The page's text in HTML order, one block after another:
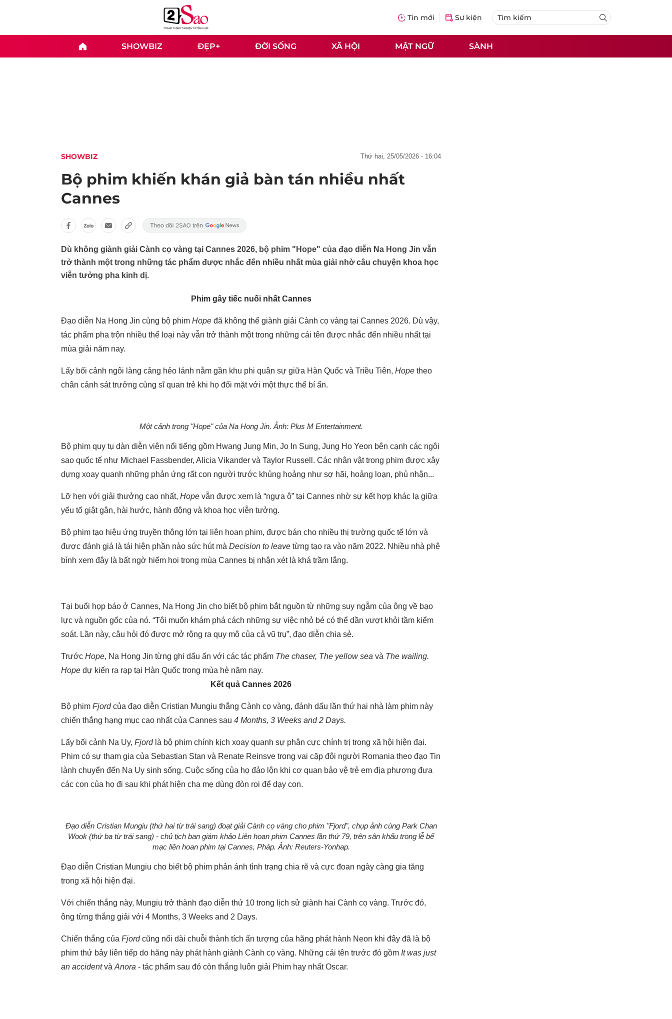
Tin mới Sự kiện
SHOWBIZ ĐẸP+ ĐỜI SỐNG XÃ HỘI MẬT NGỮ SÀNH
SHOWBIZ thứ hai, 25/05/2026 - 16:04
Bộ phim khiến khán giả bàn tán nhiều nhất
Cannes
Dù không giành giải Cành cọ vàng tại Cannes 2026, bộ phim "Hope" của đạo diễn Na Hong Jin vẫn
trở thành một trong những tác phẩm được nhắc đến nhiều nhất mùa giải nhờ câu chuyện khoa học
viễn tưởng pha kinh dị.
Phim gây tiếc nuối nhất Cannes
Đạo diễn Na Hong Jin cùng bộ phim Hope đã không thể giành giải Cành cọ vàng tại Cannes 2026. Dù vậy,
tác phẩm pha trộn nhiều thể loại này vẫn trở thành một trong những cái tên được nhắc đến nhiều nhất tại
mùa giải năm nay.
Lấy bối cảnh ngôi làng cảng hẻo lánh nằm gần khu phi quân sự giữa Hàn Quốc và Triều Tiên, Hope theo
chân cảnh sát trưởng cùng sĩ quan trẻ khi họ đối mặt với một thực thể bí ẩn.
Một cảnh trong "Hope" của Na Hong Jin. Ảnh: Plus M Entertainment.
Bộ phim quy tụ dàn diễn viên nổi tiếng gồm Hwang Jung Min, Jo In Sung, Jung Ho Yeon bên cạnh các ngôi
sao quốc tế như Michael Fassbender, Alicia Vikander và Taylor Russell. Các nhân vật trong phim được xây
dựng xoay quanh những phản ứng rất con người trước khủng hoảng như sợ hãi, hoảng loạn, phủ nhận...
Lỡ hẹn với giải thưởng cao nhất, Hope vẫn được xem là “ngựa ô” tại Cannes nhờ sự kết hợp khác lạ giữa
yếu tố giật gân, hài hước, hành động và khoa học viễn tưởng.
Bộ phim tạo hiệu ứng truyền thông lớn tại liên hoan phim, được bán cho nhiều thị trường quốc tế lớn và
được đánh giá là tái hiện phần nào sức hút mà Decision to leave từng tạo ra vào năm 2022. Nhiều nhà phê
bình xem đây là bất ngờ hiếm hoi trong mùa Cannes bị nhận xét là khá trầm lắng.
Tại buổi họp báo ở Cannes, Na Hong Jin cho biết bộ phim bắt nguồn từ những suy ngẫm của ông về bạo
lực và nguồn gốc của nó. “Tôi muốn khám phá cách những sự việc nhỏ bé có thể dần vượt khỏi tầm kiểm
soát. Lần này, câu hỏi đó được mở rộng ra quy mô của cả vũ trụ”, đạo diễn chia sẻ.
Trước Hope, Na Hong Jin từng ghi dấu ấn với các tác phẩm The chaser, The yellow sea và The wailing.
Hope dự kiến ra rạp tại Hàn Quốc trong mùa hè năm nay.
Kết quả Cannes 2026
Bộ phim Fjordcủa đạo diễn Cristian Mungiu thắng Cành cọ vàng, đánh dấu lần thứ hai nhà làm phim này
chiến thắng hạng mục cao nhất của Cannes sau 4 Months, 3 Weeks and 2 Days.
Lấy bối cảnh Na Uy, Fjord là bộ phim chính kịch xoay quanh sự phân cực chính trị trong xã hội hiện đại.
Phim có sự tham gia của Sebastian Stan và Renate Reinsve trong vai cặp đôi người Romania theo đạo Tin
lành chuyển đến Na Uy sinh sống. Cuộc sống của họ đảo lộn khi cơ quan bảo vệ trẻ em địa phương đưa
các con của họ đi sau khi phát hiện cha mẹ dùng đòn roi để dạy con.
Đạo diễn Cristian Mungiu (thứ hai từ trái sang) đoạt giải Cành cọ vàng cho phim "Fjord", chụp ảnh cùng Park Chan
Wook (thứ ba từ trái sang) - chủ tịch ban giám khảo Liên hoan phim Cannes lần thứ 79, trên sân khấu trong lễ bế
mạc liên hoan phim tại Cannes, Pháp. Ảnh: Reuters-Yonhap.
Đạo diễn Cristian Mungiu cho biết bộ phim phản ánh tình trạng chia rẽ và cực đoan ngày càng gia tăng
trong xã hội hiện đại.
Với chiến thắng này, Mungiu trở thành đạo diễn thứ 10 trong lịch sử giành hai Cành cọ vàng. Trước đó,
ông từng thắng giải với 4 Months, 3 Weeks and 2 Days.
Chiến thắng của Fjordcũng nối dài chuỗi thành tích ấn tượng của hãng phát hành Neon khi đây đã là bộ
phim thứ bảy liên tiếp do hãng này phát hành giành Cành cọ vàng. Những cái tên trước đó gồm It was just
an accidentvà Anora - tác phẩm sau đó còn thắng luôn giải Phim hay nhất Oscar.